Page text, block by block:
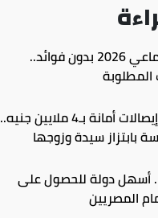
قرض بنك ناصر الاجتماعي 2026 بدون فوائد..
التبرع بكليته مقابل إيصالات أمانة بـ4 ملايين جنيه..
بابتزاز سيدة وزوجها
شنجن 2026.. أسهل دولة للحصول على
المصريين